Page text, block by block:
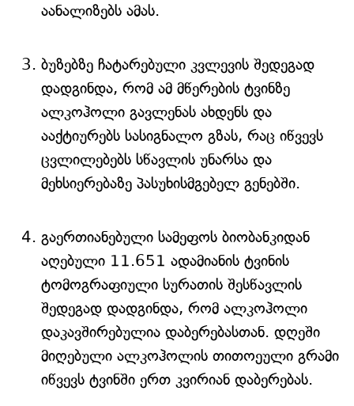
აანალიზებს ამას.
ბუზებზე ჩატარებული კვლევის შედეგად
დადგინდა, რომ ამ მწერების ტვინზე
ალკოჰოლი გავლენას ახდენს და
ააქტიურებს სასიგნალო გზას, რაც იწვევს
ცვლილებებს სწავლის უნარსა და
მეხსიერებაზე პასუხისმგებელ გენებში.
გაერთიანებული სამეფოს ბიობანკიდან
აღებული 11.651 ადამიანის ტვინის
ტომოგრაფიული სურათის შესწავლის
შედეგად დადგინდა, რომ ალკოჰოლი
დაკავშირებულია დაბერებასთან. დღეში
მიღებული ალკოჰოლის თითოეული გრამი
იწვევს ტვინში ერთ კვირიან დაბერებას.